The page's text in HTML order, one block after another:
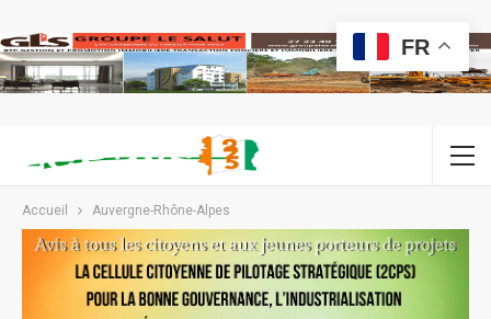
Accueil Auvergne-Rhône-Alpes
FR